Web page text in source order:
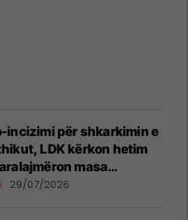
incizimi për shkarkimin e
LDK kërkon hetim
masa
29/07/2026